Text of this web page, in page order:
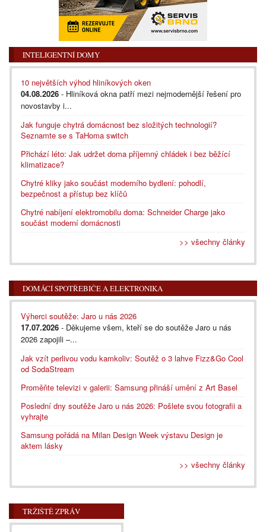
INTELIGENTNÍ DOMY
10 největších výhod hliníkových oken
04.08.2026 - Hliníková okna patří mezi nejmodernější řešení pro
novostavby i...
Jak funguje chytrá domácnost bez složitých technologií?
Seznamte se s TaHoma switch
Přichází léto: Jak udržet doma příjemný chládek i bez běžící
klimatizace?
Chytré kliky jako součást moderního bydlení: pohodlí,
bezpečnost a přístup bez klíčů
Chytré nabíjení elektromobilu doma: Schneider Charge jako
součást moderní domácnosti
>> všechny články
DOMÁCÍ SPOTŘEBIČE A ELEKTRONIKA
Výherci soutěže: Jaro u nás 2026
17.07.2026 - Děkujeme všem, kteří se do soutěže Jaro u nás
2026 zapojili –...
Jak vzít perlivou vodu kamkoliv: Soutěž o 3 lahve Fizz&Go Cool
od SodaStream
Proměňte televizi v galerii: Samsung přináší umění z Art Basel
Poslední dny soutěže Jaro u nás 2026: Pošlete svou fotografii a
vyhrajte
Samsung pořádá na Milan Design Week výstavu Design je
aktem lásky
>> všechny články
TRŽIŠTĚ ZPRÁV